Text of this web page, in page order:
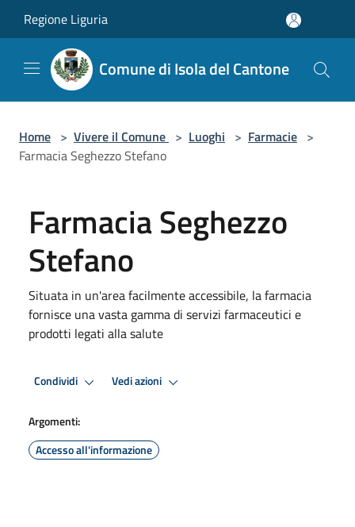
Regione Liguria
Comune di Isola del Cantone
Home > Vivere il Comune > Luoghi > Farmacie >
Farmacia Seghezzo Stefano
Farmacia Seghezzo
Stefano
Situata in un'area facilmente accessibile, la farmacia
fornisce una vasta gamma di servizi farmaceutici e
prodotti legati alla salute
Condividi Vedi azioni
Argomenti:
Accesso all'informazione